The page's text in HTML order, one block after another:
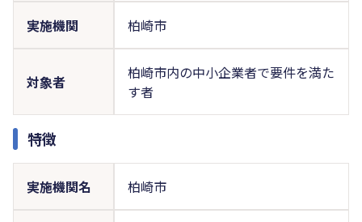
実施機関 柏崎市
対象者
柏崎市内の中小企業者で要件を満た
す者
特徴
実施機関名 柏崎市